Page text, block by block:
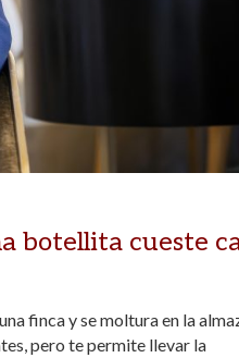
botellita cueste
finca y se moltura en la
pero te permite llevar la